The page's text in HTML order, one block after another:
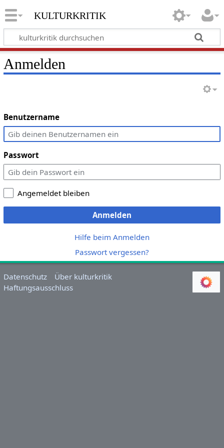
kulturkritik
Anmelden
Benutzername
Passwort
Angemeldet bleiben
Anmelden
Hilfe beim Anmelden
Passwort vergessen?
Datenschutz
Über kulturkritik
Haftungsausschluss